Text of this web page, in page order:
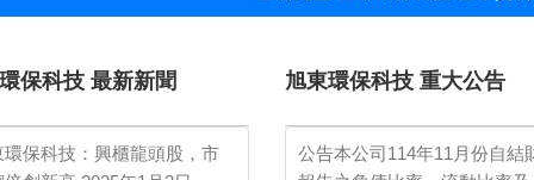
保科技 最新新聞
環保科技：興櫃龍頭股，市
旭東環保科技 重大公告
公告本公司114年11月份自結